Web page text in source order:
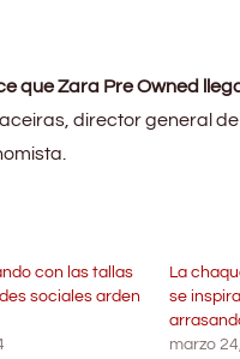
que Zara Pre Owned
director general
con las tallas
sociales arden
La
se
marzo